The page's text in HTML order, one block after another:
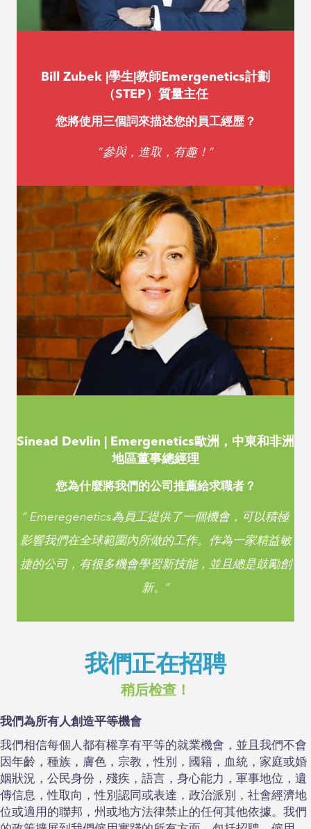
Lucas Tan | Emergenetics亞太區市場開發與合作
夥伴關係助理總監
“ 人民。每天上班都是一種樂趣，因為我與一個團隊
合作，不僅了解我們更喜歡協作和交流的方式，我也
饋，並且也可以得到同樣的反饋，這每天都可以幫助
我改善自己的狀況。”
Bill Zubek |學生|教師Emergenetics計劃
（STEP）質量主任
您將使用三個詞來描述您的員工經歷？
“參與，進取，有趣！”
Bill Zubek |學生|教師Emergenetics計劃
（STEP）質量主任
您將使用三個詞來描述您的員工經歷？
“參與，進取，有趣！”
Bill Zubek |學生|教師Emergenetics計劃
（STEP）質量主任
您將使用三個詞來描述您的員工經歷？
“參與，進取，有趣！”
Sinead Devlin | Emergenetics歐洲，中東和非洲
地區董事總經理
您為什麼將我們的公司推薦給求職者？
“ Emeregenetics為員工提供了一個機會，可以積極
影響我們在全球範圍內所做的工作。作為一家精益敏
捷的公司，有很多機會學習新技能，並且總是鼓勵創
新。”
Sinead Devlin | Emergenetics歐洲，中東和非洲
您為什麼將我們的公司推薦給求職者？
“ Emeregenetics為員工提供了一個機會，可以積極
影響我們在全球範圍內所做的工作。作為一家精益敏
捷的公司，有很多機會學習新技能，並且總是鼓勵創
新。”
Sinead Devlin | Emergenetics歐洲，中東和非洲
地區董事總經理
我們正在招聘
稍后检查！
我們為所有人創造平等機會
我們相信每個人都有權享有平等的就業機會，並且我們不會
因年齡，種族，膚色，宗教，性別，國籍，血統，家庭或婚
姻狀況，公民身份，殘疾，語言，身心能力，軍事地位，遺
傳信息，性取向，性別認同或表達，政治派別，社會經濟地
位或適用的聯邦，州或地方法律禁止的任何其他依據。我們